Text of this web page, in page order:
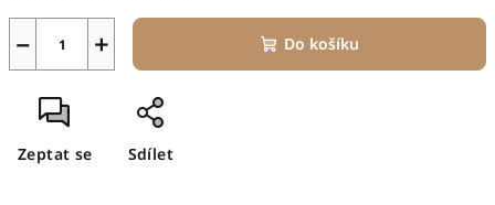
+
− Do košíku
Zeptat se Sdílet